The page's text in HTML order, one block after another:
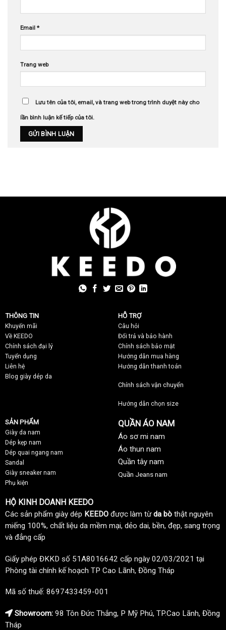
Email *
Trang web
Lưu tên của tôi, email, và trang web trong trình duyệt này cho
lần bình luận kế tiếp của tôi.
THÔNG TIN
Khuyến mãi
Về KEEDO
Chính sách đại lý
Tuyển dụng
Liên hệ
Blog giày dép da
HỖ TRỢ
Câu hỏi
Đổi trả và bảo hành
Chính sách bảo mật
Hướng dẫn mua hàng
Hướng dẫn thanh toán
Chính sách vận chuyển
Hướng dẫn chọn size
SẢN PHẨM
Giày da nam
Dép kẹp nam
Dép quai ngang nam
Sandal
Giày sneaker nam
Phụ kiện
QUẦN ÁO NAM
Áo sơ mi nam
Áo thun nam
Quần tây nam
Quần Jeans nam
HỘ KINH DOANH KEEDO
Các sản phẩm giày dép KEEDO được làm từda bò thật nguyên
miếng 100%, chất liệu da mềm mại, dẻo dai, bền, đẹp, sang trọng
và đẳng cấp
Giấy phép ĐKKD số 51A8016642 cấp ngày 02/03/2021 tại
Phòng tài chính kế hoạch TP Cao Lãnh, Đồng Tháp
Mã số thuế: 8697433459-001
Showroom: 98 Tôn Đức Thắng, P Mỹ Phú, TP.Cao Lãnh, Đồng
Tháp